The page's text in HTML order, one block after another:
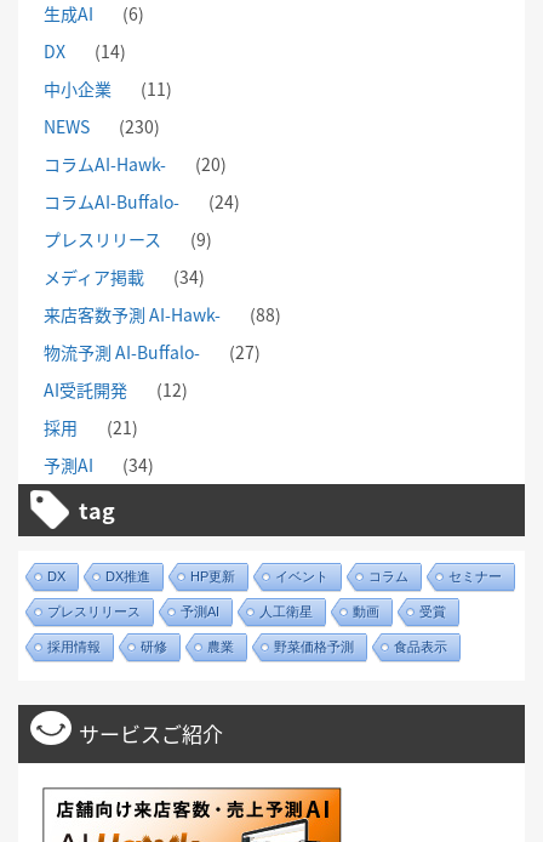
生成AI
(6)
DX
(14)
中小企業
(11)
NEWS
(230)
コラムAI-Hawk-
(20)
コラムAI-Buffalo-
(24)
プレスリリース
(9)
メディア掲載
(34)
来店客数予測 AI-Hawk-
(88)
物流予測 AI-Buffalo-
(27)
AI受託開発
(12)
採用
(21)
予測AI
(34)
tag
DX DX推進 HP更新 イベント コラム セミナー
プレスリリース 予測AI 人工衛星 動画 受賞
採用情報 研修 農業 野菜価格予測 食品表示
サービスご紹介